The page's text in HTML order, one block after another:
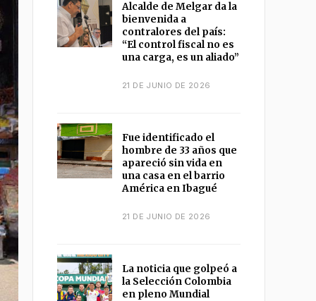
Alcalde de Melgar da la
bienvenida a
contralores del país:
“El control fiscal no es
una carga, es un aliado”
21 DE JUNIO DE 2026
Fue identificado el
hombre de 33 años que
apareció sin vida en
una casa en el barrio
América en Ibagué
21 DE JUNIO DE 2026
La noticia que golpeó a
la Selección Colombia
en pleno Mundial